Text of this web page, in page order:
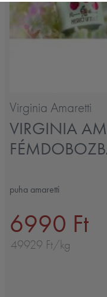
Virginia Amaretti
VIRGINIA
puha amaretti
6990 Ft
49929 Ft/kg